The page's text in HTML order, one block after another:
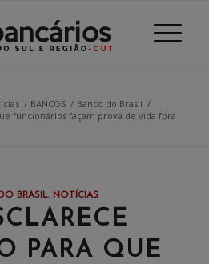
/ BANCOS / Banco do Brasil /
funcionários façam prova de vida fora
BRASIL, NOTÍCIAS
PARA QUE